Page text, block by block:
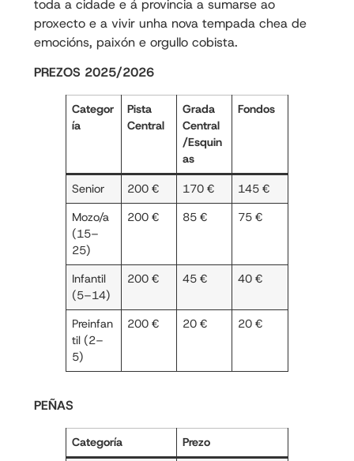
toda a cidade e á provincia a sumarse ao
proxecto e a vivir unha nova tempada chea de
emocións, paixón e orgullo cobista.
PREZOS 2025/2026
Categor
ía
Pista
Central
Grada
Central
/Esquin
as
Fondos
Senior 200 € 170 €
145 €
Mozo/a
(15–
25)
200 € 85 € 75 €
Infantil
(5–14)
200 € 45 € 40 €
Preinfan
til (2–
5)
200 € 20 € 20 €
PEÑAS
Categoría
Prezo